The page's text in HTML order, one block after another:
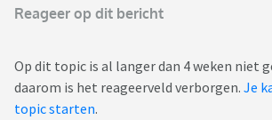
Reageer op dit bericht
Op dit topic is al langer dan 4 weken niet
daarom is het reageerveld verborgen. Je
topic starten.